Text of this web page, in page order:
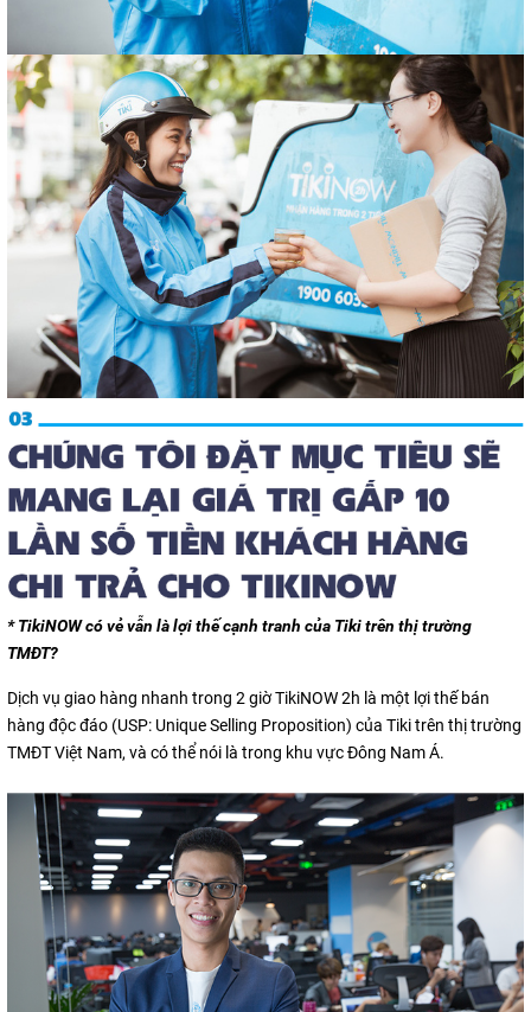
* TikiNOW có vẻ vẫn là lợi thế cạnh tranh của Tiki trên thị trường
TMĐT?
Dịch vụ giao hàng nhanh trong 2 giờ TikiNOW 2h là một lợi thế bán
hàng độc đáo (USP: Unique Selling Proposition) của Tiki trên thị trường
TMĐT Việt Nam, và có thể nói là trong khu vực Đông Nam Á.